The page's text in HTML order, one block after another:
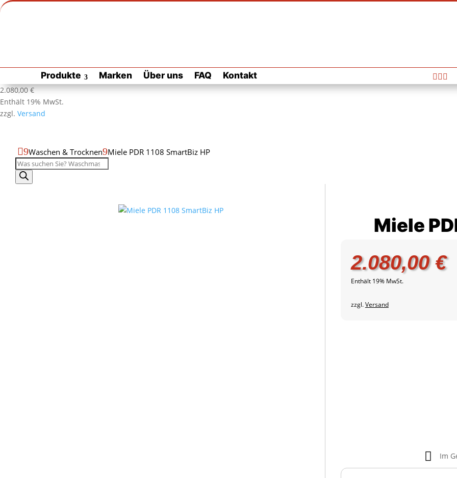
Zur
Habuzin
Startseite
Produkte Marken Über uns FAQ Kontakt   
Produktdatenblatt
als
PDF
Produktseite
drucken
2.080,00€
Enthält 19% MwSt.
zzgl. Versand
9Waschen & Trocknen9Miele PDR 1108 SmartBiz HP
Produktsuche
Miele
Miele
2.080,00€
Enthält 19% MwSt.
zzgl.Versand
 Im